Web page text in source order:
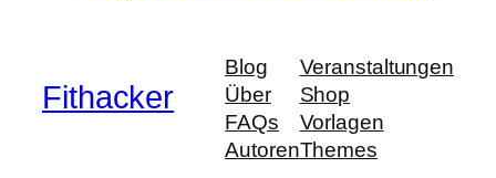
Fithacker
Blog
Über
FAQs
Autoren
Veranstaltungen
Shop
Vorlagen
Themes